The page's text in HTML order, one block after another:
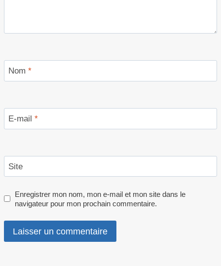
Nom *
E-mail *
Site
Enregistrer mon nom, mon e-mail et mon site dans le
navigateur pour mon prochain commentaire.